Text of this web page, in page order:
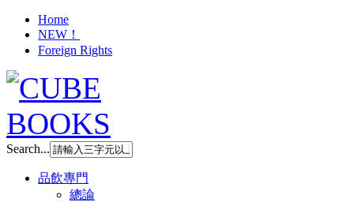
Home
NEW！
Foreign Rights
Search...
品飲專門
總論